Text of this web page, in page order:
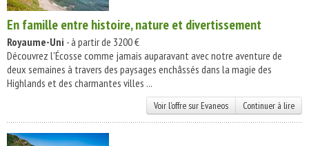
En famille entre histoire, nature et divertissement
Royaume-Uni - à partir de 3200 €
Découvrez l'Écosse comme jamais auparavant avec notre aventure de
deux semaines à travers des paysages enchâssés dans la magie des
Highlands et des charmantes villes ...
Voir l'offre sur Evaneos Continuer à lire